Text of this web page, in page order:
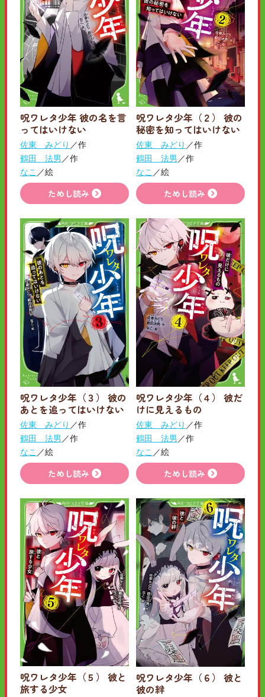
呪ワレタ少年 彼の名を言
ってはいけない
佐東 みどり ／作
鶴田 法男 ／作
なこ ／絵
ためし読み
呪ワレタ少年（２） 彼の
秘密を知ってはいけない
佐東 みどり ／作
鶴田 法男 ／作
なこ ／絵
ためし読み
呪ワレタ少年（３） 彼の
あとを追ってはいけない
佐東 みどり ／作
鶴田 法男 ／作
なこ ／絵
ためし読み
呪ワレタ少年（４） 彼だ
けに見えるもの
佐東 みどり ／作
鶴田 法男 ／作
なこ ／絵
ためし読み
呪ワレタ少年（５） 彼と
旅する少女
呪ワレタ少年（６） 彼と
彼の絆